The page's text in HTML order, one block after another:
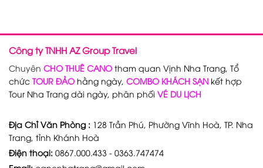
Công ty TNHH AZ Group Travel
Chuyên CHO THUÊ CANO tham quan Vịnh Nha Trang, Tổ
chức TOUR ĐẢO hằng ngày, COMBO KHÁCH SẠN kết hợp
Tour Nha Trang dài ngày, phân phối VÉ DU LỊCH
Địa Chỉ Văn Phòng : 128 Trần Phú, Phường Vĩnh Hoà, TP. Nha
Trang, tỉnh Khánh Hoà
Điện thoại: 0867.000.433 - 0363.747474